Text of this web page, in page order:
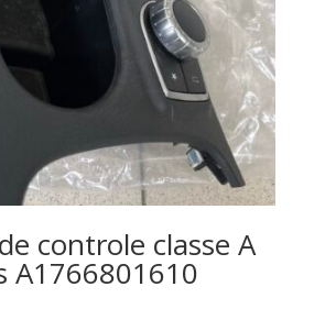
controle classe A
A1766801610